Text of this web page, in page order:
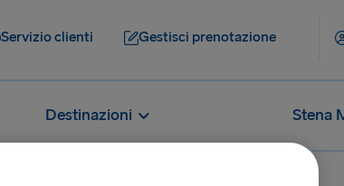
Servizio clienti Gestisci prenotazione
Destinazioni Stena